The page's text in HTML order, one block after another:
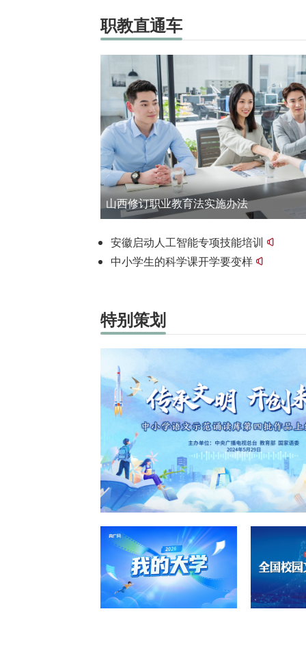
职教直通车
山西修订职业教育法实施办法
安徽启动人工智能专项技能培训
中小学生的科学课开学要变样
特别策划